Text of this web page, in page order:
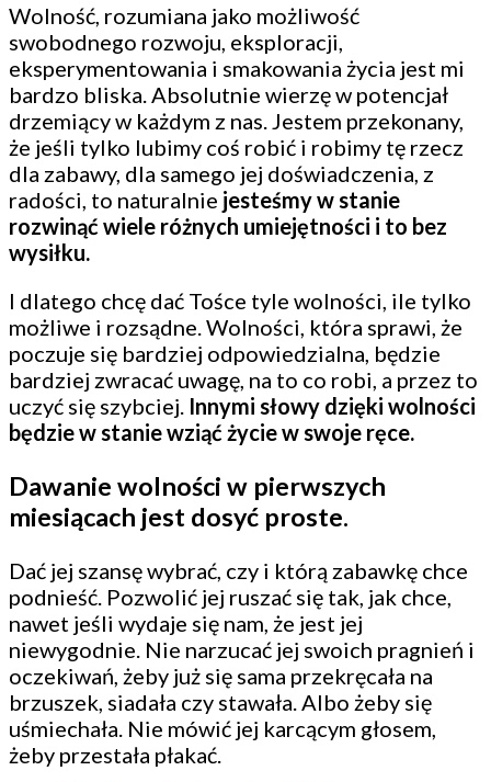
Wolność, rozumiana jako możliwość
swobodnego rozwoju, eksploracji,
eksperymentowania i smakowania życia jest mi
bardzo bliska. Absolutnie wierzę w potencjał
drzemiący w każdym z nas. Jestem przekonany,
że jeśli tylko lubimy coś robić i robimy tę rzecz
dla zabawy, dla samego jej doświadczenia, z
radości, to naturalnie jesteśmy w stanie
rozwinąć wiele różnych umiejętności i to bez
wysiłku.
I dlatego chcę dać Tośce tyle wolności, ile tylko
możliwe i rozsądne. Wolności, która sprawi, że
poczuje się bardziej odpowiedzialna, będzie
bardziej zwracać uwagę, na to co robi, a przez to
uczyć się szybciej. Innymi słowy dzięki wolności
będzie w stanie wziąć życie w swoje ręce.
Dawanie wolności w pierwszych
miesiącach jest dosyć proste.
Dać jej szansę wybrać, czy i którą zabawkę chce
podnieść. Pozwolić jej ruszać się tak, jak chce,
nawet jeśli wydaje się nam, że jest jej
niewygodnie. Nie narzucać jej swoich pragnień i
oczekiwań, żeby już się sama przekręcała na
brzuszek, siadała czy stawała. Albo żeby się
uśmiechała. Nie mówić jej karcącym głosem,
żeby przestała płakać.